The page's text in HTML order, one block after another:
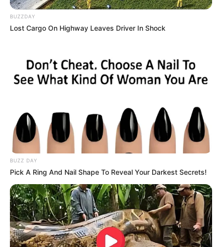
BUZZDAY
Lost Cargo On Highway Leaves Driver In Shock
BUZZ DAY
Pick A Ring And Nail Shape To Reveal Your Darkest Secrets!